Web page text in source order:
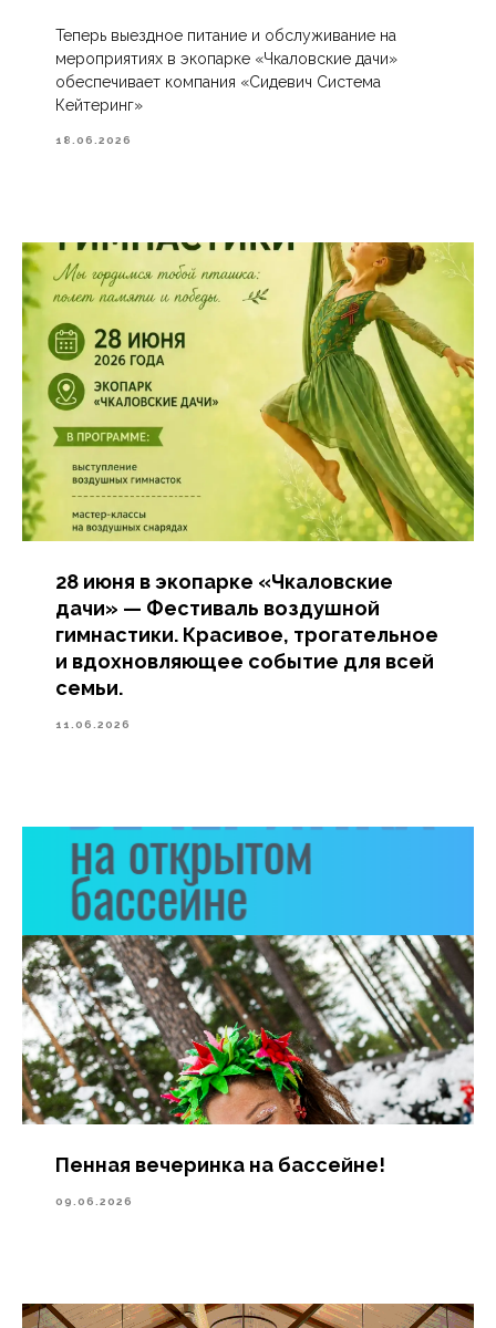
Теперь выездное питание и обслуживание на
мероприятиях в экопарке «Чкаловские дачи»
обеспечивает компания «Сидевич Система
Кейтеринг»
18.06.2026
28 июня в экопарке «Чкаловские
дачи» — Фестиваль воздушной
гимнастики. Красивое, трогательное
и вдохновляющее событие для всей
семьи.
11.06.2026
Пенная вечеринка на бассейне!
09.06.2026